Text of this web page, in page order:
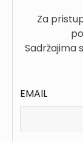
Za
Sadržajima
EMAIL